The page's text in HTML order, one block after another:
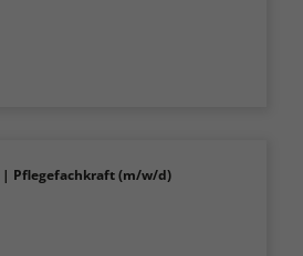
Pflegefachkraft (m/w/d)